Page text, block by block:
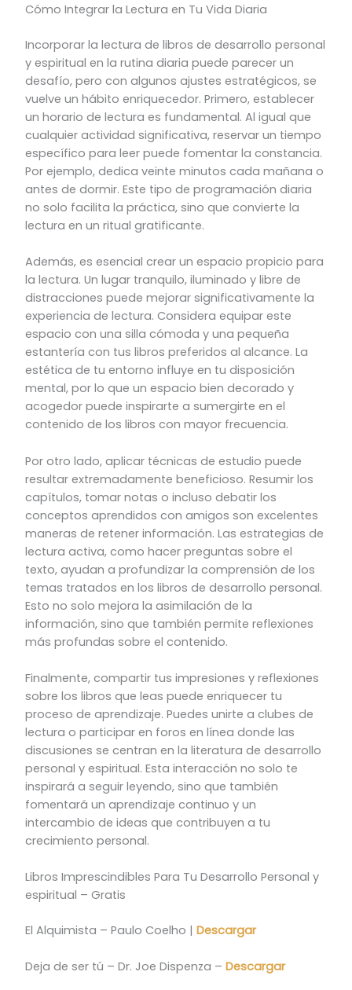
Cómo Integrar la Lectura en Tu Vida Diaria
Incorporar la lectura de libros de desarrollo personal
y espiritual en la rutina diaria puede parecer un
desafío, pero con algunos ajustes estratégicos, se
vuelve un hábito enriquecedor. Primero, establecer
un horario de lectura es fundamental. Al igual que
cualquier actividad significativa, reservar un tiempo
específico para leer puede fomentar la constancia.
Por ejemplo, dedica veinte minutos cada mañana o
antes de dormir. Este tipo de programación diaria
no solo facilita la práctica, sino que convierte la
lectura en un ritual gratificante.
Además, es esencial crear un espacio propicio para
la lectura. Un lugar tranquilo, iluminado y libre de
distracciones puede mejorar significativamente la
experiencia de lectura. Considera equipar este
espacio con una silla cómoda y una pequeña
estantería con tus libros preferidos al alcance. La
estética de tu entorno influye en tu disposición
mental, por lo que un espacio bien decorado y
acogedor puede inspirarte a sumergirte en el
contenido de los libros con mayor frecuencia.
Por otro lado, aplicar técnicas de estudio puede
resultar extremadamente beneficioso. Resumir los
capítulos, tomar notas o incluso debatir los
conceptos aprendidos con amigos son excelentes
maneras de retener información. Las estrategias de
lectura activa, como hacer preguntas sobre el
texto, ayudan a profundizar la comprensión de los
temas tratados en los libros de desarrollo personal.
Esto no solo mejora la asimilación de la
información, sino que también permite reflexiones
más profundas sobre el contenido.
Finalmente, compartir tus impresiones y reflexiones
sobre los libros que leas puede enriquecer tu
proceso de aprendizaje. Puedes unirte a clubes de
lectura o participar en foros en línea donde las
discusiones se centran en la literatura de desarrollo
personal y espiritual. Esta interacción no solo te
inspirará a seguir leyendo, sino que también
fomentará un aprendizaje continuo y un
intercambio de ideas que contribuyen a tu
crecimiento personal.
Libros Imprescindibles Para Tu Desarrollo Personal y
espiritual – Gratis
El Alquimista – Paulo Coelho | Descargar
Deja de ser tú – Dr. Joe Dispenza – Descargar